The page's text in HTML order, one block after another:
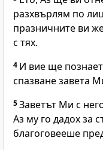
разхвърлям по
празничните ви
с тях.
4 И вие ще
спазване завета
5Заветът Ми с
Аз му го дадох за
благоговееше